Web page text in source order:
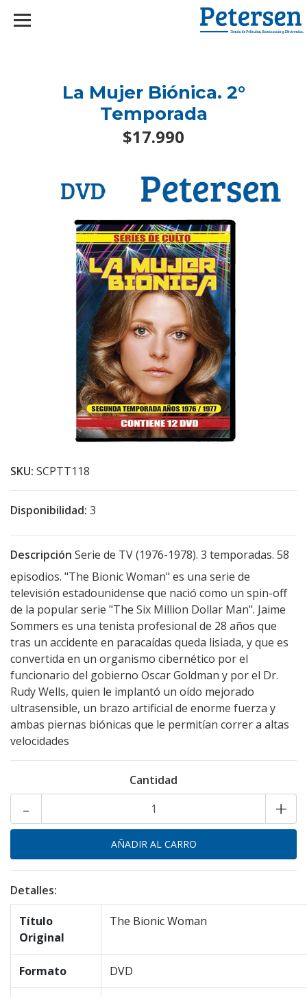
La Mujer Biónica. 2°
Temporada
$17.990
SKU: SCPTT118
Disponibilidad: 3
Descripción Serie de TV (1976-1978). 3 temporadas. 58
episodios. "The Bionic Woman" es una serie de
televisión estadounidense que nació como un spin-off
de la popular serie "The Six Million Dollar Man". Jaime
Sommers es una tenista profesional de 28 años que
tras un accidente en paracaídas queda lisiada, y que es
convertida en un organismo cibernético por el
funcionario del gobierno Oscar Goldman y por el Dr.
Rudy Wells, quien le implantó un oído mejorado
ultrasensible, un brazo artificial de enorme fuerza y
ambas piernas biónicas que le permitían correr a altas
velocidades
Cantidad
+
-
Detalles:
Título
Original
The Bionic Woman
Formato DVD